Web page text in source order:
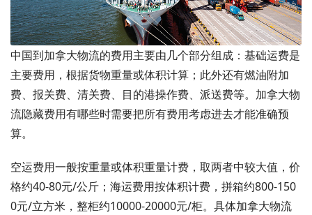
中国到加拿大物流的费用主要由几个部分组成：基础运费是
主要费用，根据货物重量或体积计算；此外还有燃油附加
费、报关费、清关费、目的港操作费、派送费等。加拿大物
流隐藏费用有哪些时需要把所有费用考虑进去才能准确预
算。
空运费用一般按重量或体积重量计费，取两者中较大值，价
格约40-80元/公斤；海运费用按体积计费，拼箱约800-150
0元/立方米，整柜约10000-20000元/柜。具体加拿大物流